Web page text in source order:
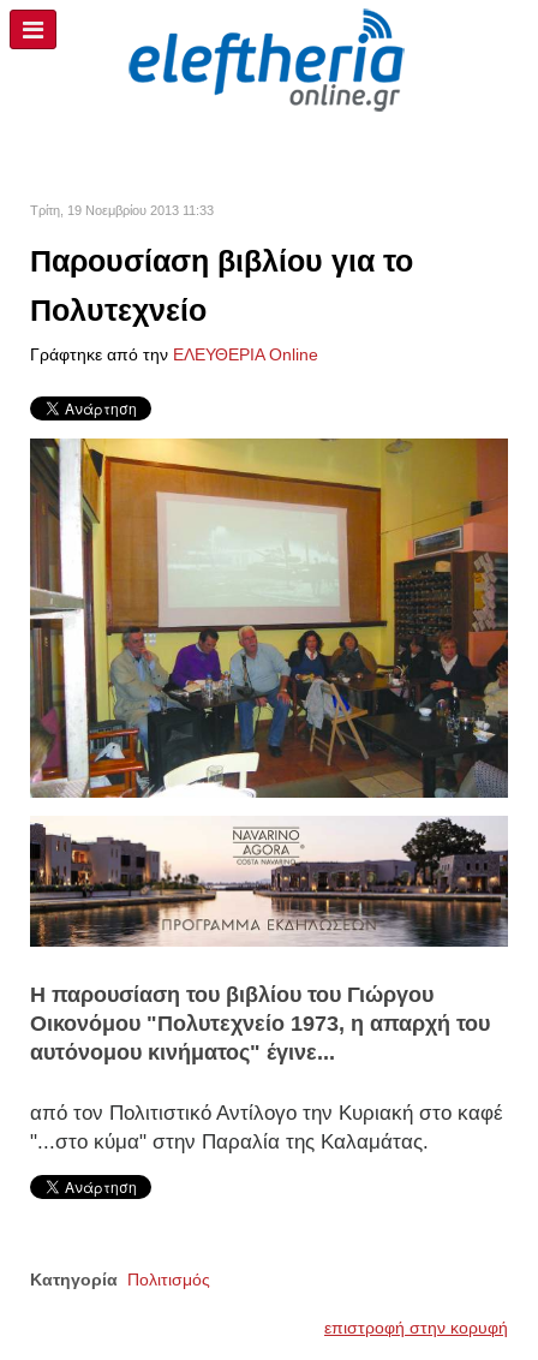
Τρίτη, 19 Νοεμβρίου 2013 11:33
Παρουσίαση βιβλίου για το
Πολυτεχνείο
Γράφτηκε από την ΕΛΕΥΘΕΡΙΑ Online
Η παρουσίαση του βιβλίου του Γιώργου
Οικονόμου "Πολυτεχνείο 1973, η απαρχή του
αυτόνομου κινήματος" έγινε...
από τον Πολιτιστικό Αντίλογο την Κυριακή στο καφέ
"...στο κύμα" στην Παραλία της Καλαμάτας.
Κατηγορία Πολιτισμός
επιστροφή στην κορυφή